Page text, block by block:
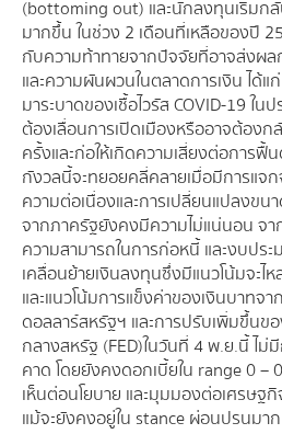
(bottoming out) และนักลงทุนเริ่มก
มากขึ้น ในช่วง 2 เดือนที่เหลือของปี
กับความท้าทายจากปัจจัยที่อาจส่งผล
และความผันผวนในตลาดการเงิน ได้
มาระบาดของเชื้อไวรัส COVID-19 ใน
ต้องเลื่อนการเปิดเมืองหรืออาจต้องก
ครั้ง และก่อให้เกิดความเสี่ยงต่อการ
กังวลนี้จะทยอยคลี่คลายเมื่อมีการแจ
ความต่อเนื่องและการเปลี่ยนแปลงข
จากภาครัฐยังคงมีความไม่แน่นอน จ
ความสามารถในการก่อหนี้ และงบปร
เคลื่อนย้ายเงินลงทุนซึ่งมีแนวโน้มจะไห
และแนวโน้มการแข็งค่าของเงินบาทจ
ดอลลาร์สหรัฐฯ และการปรับเพิ่มขึ้นข
กลางสหรัฐ (FED) ในวันที่ 4 พ.ย.นี้ ไ
คาด โดยยังคงดอกเบี้ยใน range 0 –
เห็นต่อนโยบาย และมุมมองต่อเศรษฐกิ
แม้จะยังคงอยู่ใน stance ผ่อนปรนมา